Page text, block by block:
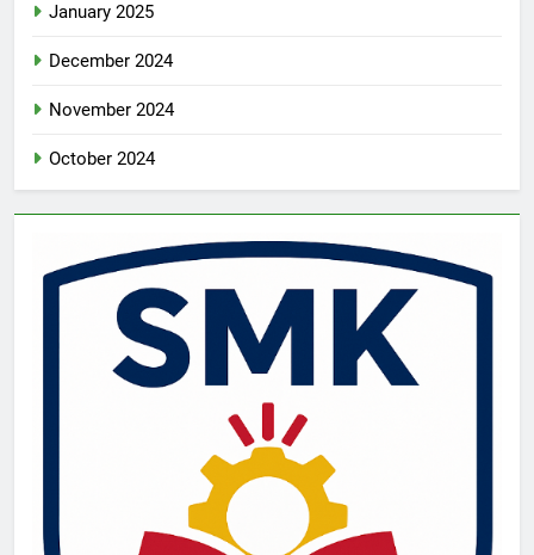
January 2025
December 2024
November 2024
October 2024